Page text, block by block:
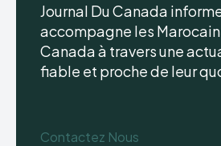
Journal Du Canada
accompagne les
Canada à travers une
fiable et proche de leur
Contactez Nous